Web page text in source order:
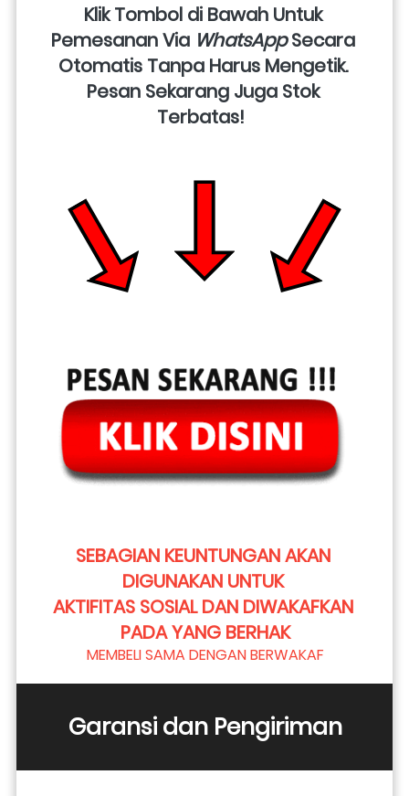
Klik Tombol di Bawah Untuk
Pemesanan Via WhatsApp Secara
Otomatis Tanpa Harus Mengetik.
Pesan Sekarang Juga Stok
Terbatas!
SEBAGIAN KEUNTUNGAN AKAN
DIGUNAKAN UNTUK
AKTIFITAS SOSIAL DAN DIWAKAFKAN
PADA YANG BERHAK
MEMBELI SAMA DENGAN BERWAKAF
Garansi dan Pengiriman